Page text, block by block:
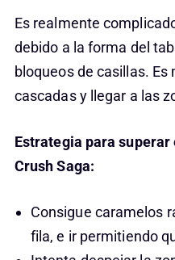
Es realmente
debido a la forma del
bloqueos de casillas.
cascadas y llegar a las
Estrategia para superar
Crush Saga:
Consigue caramelos
fila, e ir permitiendo